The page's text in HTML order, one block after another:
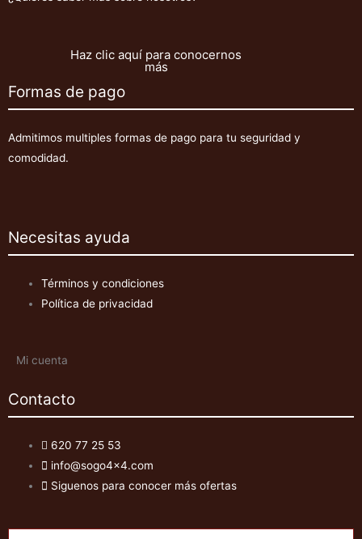
Haz clic aquí para conocernos
más
Formas de pago
Admitimos multiples formas de pago para tu seguridad y
comodidad.
Necesitas ayuda
Términos y condiciones
Política de privacidad
Mi cuenta
Contacto
620 77 25 53
info@sogo4x4.com
Siguenos para conocer más ofertas